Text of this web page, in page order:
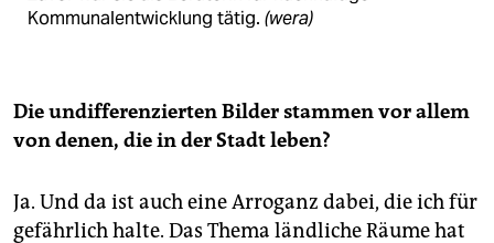
Kommunalentwicklung tätig. (wera)
Die undifferenzierten Bilder stammen vor allem
von denen, die in der Stadt leben?
Ja. Und da ist auch eine Arroganz dabei, die ich für
gefährlich halte. Das Thema ländliche Räume hat